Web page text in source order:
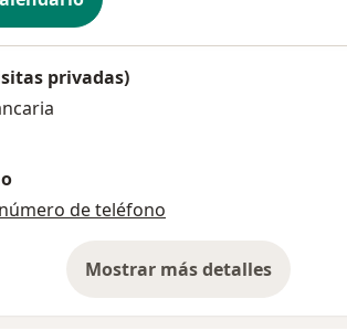
privadas)
de teléfono
Mostrar más detalles
sobre la dirección